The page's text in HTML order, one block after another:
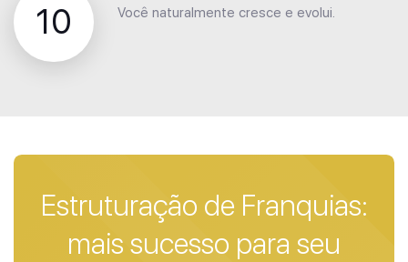
10 Você naturalmente cresce e evolui.
Estruturação de Franquias:
mais sucesso para seu